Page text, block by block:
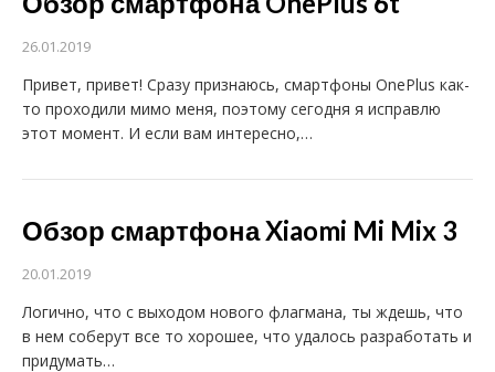
26.01.2019
Привет, привет! Сразу признаюсь, смартфоны OnePlus как-
то проходили мимо меня, поэтому сегодня я исправлю
этот момент. И если вам интересно,…
Обзор смартфона Xiaomi Mi Mix 3
20.01.2019
Логично, что с выходом нового флагмана, ты ждешь, что
в нем соберут все то хорошее, что удалось разработать и
придумать…